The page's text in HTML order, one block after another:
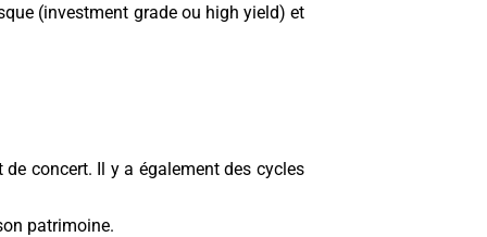
(investment grade ou high yield) et
concert. Il y a également des cycles
patrimoine.